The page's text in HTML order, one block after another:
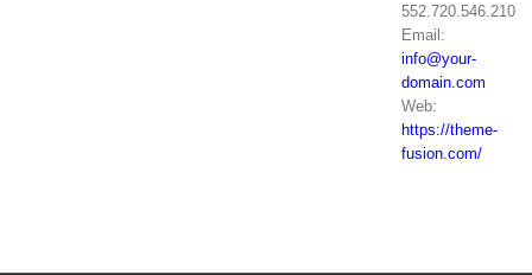
552.720.546.210
Email:
info@your-
domain.com
Web:
https://theme-
fusion.com/